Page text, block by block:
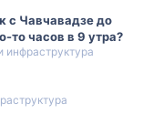
с Чавчавадзе до
то часов в 9 утра?